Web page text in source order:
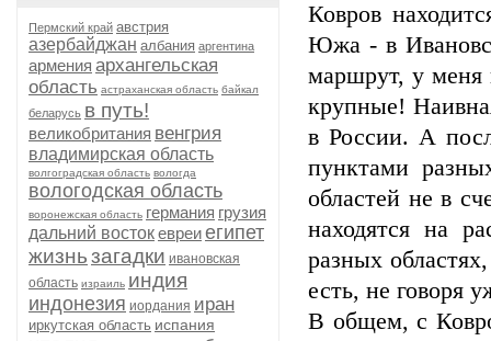
Пермский край австрия
азербайджан албания аргентина
армения архангельская
область астраханская область байкал
беларусь в путь!
великобритания венгрия
владимирская область
волгоградская область вологда
вологодская область
воронежская область германия грузия
дальний востокевреиегипет
жизньзагадки ивановская
область израиль индия
индонезия иордания иран
иркутская область испания
Ковров
Южа - в
маршрут, у меня
крупные!
в России. А
пунктами
областей не в
находятся на
разных
есть, не говоря
В общем, с